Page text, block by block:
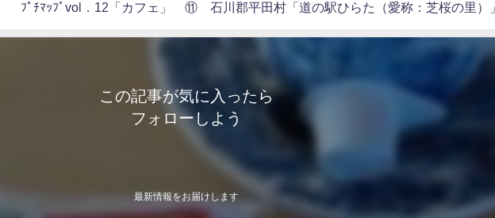
ﾌﾟﾁﾏｯﾌﾟvol．12「カフェ」 ⑪ 石川郡平田村「道の駅ひらた（愛称：芝桜の里）」
この記事が気に入ったら
フォローしよう
最新情報をお届けします